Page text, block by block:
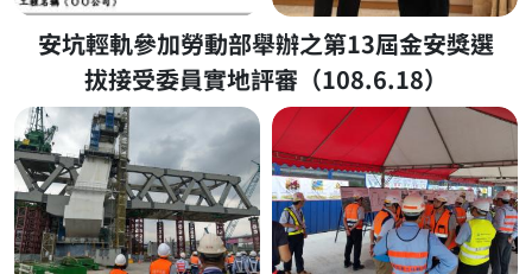
安坑輕軌參加勞動部舉辦之第13屆金安獎選
拔接受委員實地評審（108.6.18）